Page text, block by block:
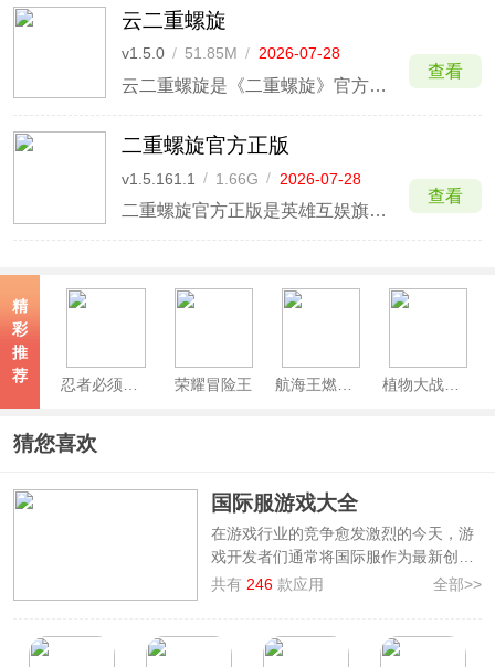
云二重螺旋
v1.5.0 / 51.85M / 2026-07-28
云二重螺旋是《二重螺旋》官方的云游戏版本，玩家无需下载完整二重螺旋游戏包体，仅需安装超小包体，即可通过实时云端技术，一键开启探索之旅，尽享低延迟、高画质、高帧率游戏体验！十分适用于设备性能低、内存不足等玩家群体。
查看
二重螺旋官方正版
v1.5.161.1 / 1.66G / 2026-07-28
二重螺旋官方正版是英雄互娱旗下推出的一款幻想风多维战斗爽游，玩家将从两位角色选择其一前往魔法与机械共存的大陆，并通过冒险、战斗、收集探索整个大陆。游戏拥有多种阵营角色，提供镰刀、太刀、霰弹枪等超多武器可搭配选择，角色没有武器使用限制，可携带一把远程、近战武器作战，支持自由强
查看
精
彩
推
荐
荣耀冒险王
猜您喜欢
国际服游戏大全
在游戏行业的竞争愈发激烈的今天，游
戏开发者们通常将国际服作为最新创意
和内容的先发平台，这其中包括引人入
种游戏内活动。
共有 246 款应用 全部>>